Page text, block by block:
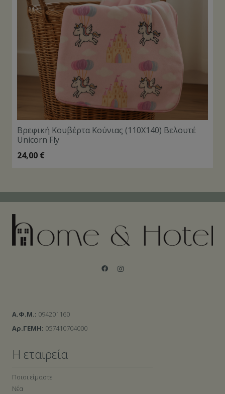
Βρεφική Κουβέρτα Κούνιας (110Χ140) Βελουτέ
Unicorn Fly
24,00 €
Α.Φ.Μ.: 094201160
Αρ.ΓΕΜΗ: 057410704000
Η εταιρεία
Ποιοι είμαστε
Νέα